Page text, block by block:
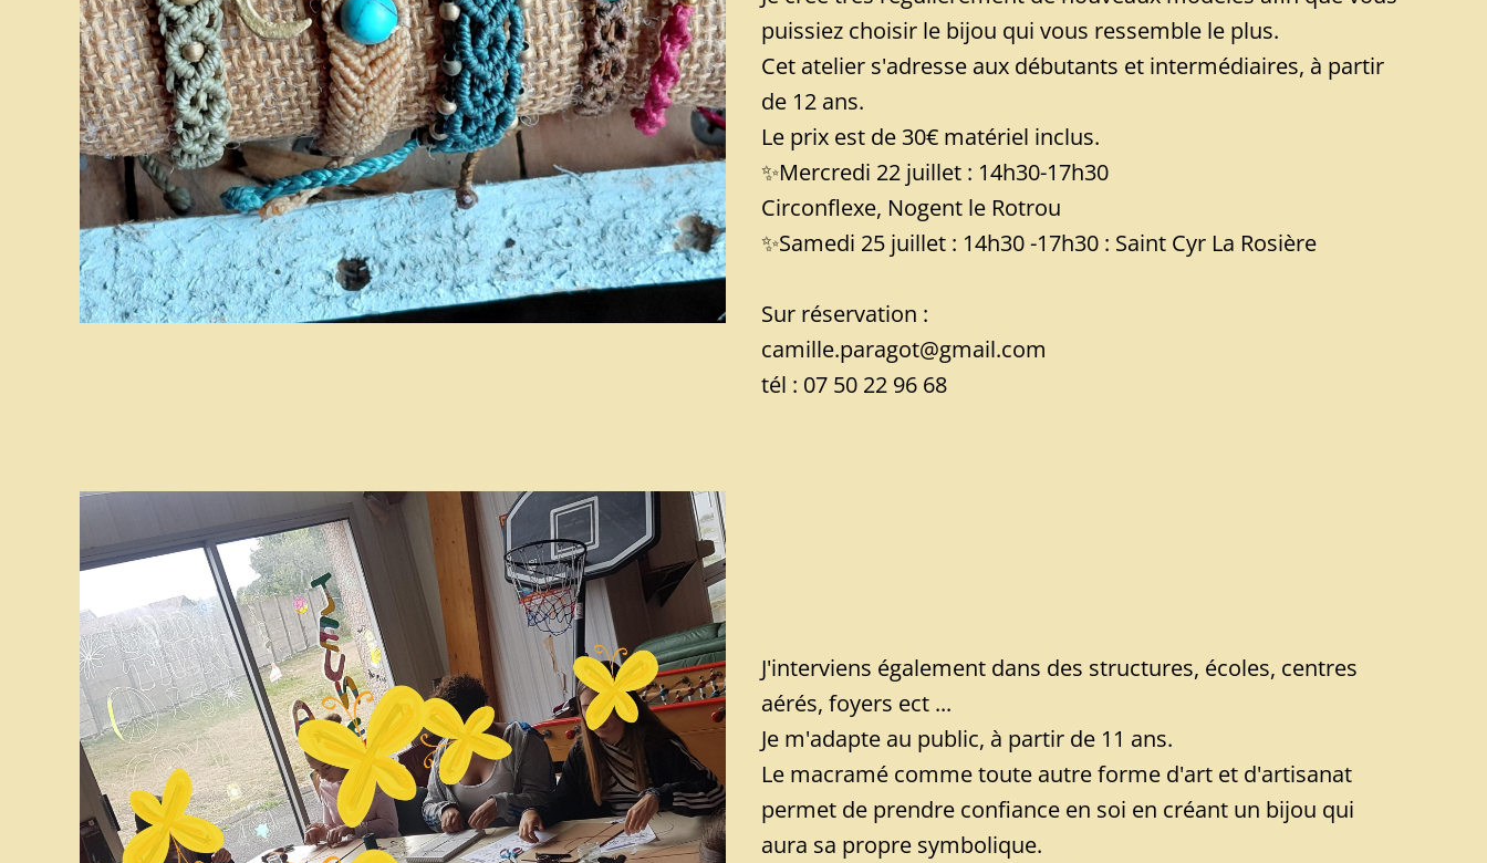
puissiez choisir le bijou qui vous ressemble le plus.
Cet atelier s'adresse aux débutants et intermédiaires, à partir
de 12 ans.
Le prix est de 30€ matériel inclus.
✨️Mercredi 22 juillet : 14h30-17h30
Circonflexe, Nogent le Rotrou
✨️Samedi 25 juillet : 14h30 -17h30 : Saint Cyr La Rosière
Sur réservation :
camille.paragot@gmail.com
tél : 07 50 22 96 68
J'interviens également dans des structures, écoles, centres
aérés, foyers ect ...
Je m'adapte au public, à partir de 11 ans.
Le macramé comme toute autre forme d'art et d'artisanat
permet de prendre confiance en soi en créant un bijou qui
aura sa propre symbolique.